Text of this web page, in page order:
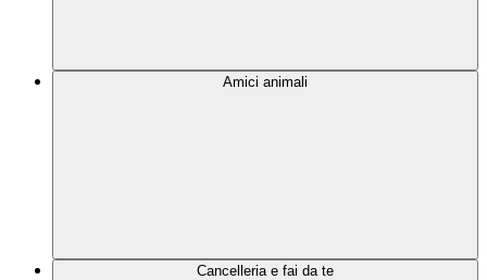
Amici animali
Cancelleria e fai da te